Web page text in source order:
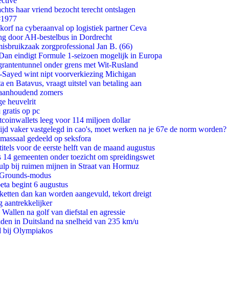
haar vriend bezocht terecht ontslagen
na cyberaanval op logistiek partner Ceva
door AH-bestelbus in Dordrecht
zorgprofessional Jan B. (66)
eindigt Formule 1-seizoen mogelijk in Europa
onder grens met Wit-Rusland
Sayed wint nipt voorverkiezing Michigan
en Batavus, vraagt uitstel van betaling aan
zomers
heuvelrit
op pc
leeg voor 114 miljoen dollar
vaker vastgelegd in cao's, moet werken na je 67e de norm worden?
gedeeld op seksfora
voor de eerste helft van de maand augustus
gemeenten onder toezicht om spreidingswet
bij ruimen mijnen in Straat van Hormuz
modus
begint 6 augustus
dan kan worden aangevuld, tekort dreigt
aantrekkelijker
na golf van diefstal en agressie
in Duitsland na snelheid van 235 km/u
bij Olympiakos